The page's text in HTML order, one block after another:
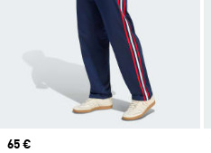
Prix
65 €